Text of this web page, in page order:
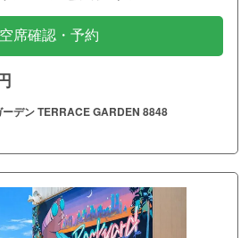
空席確認・予約
デン TERRACE GARDEN 8848